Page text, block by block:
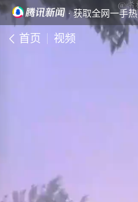
· 获取全网一手
首页 视频